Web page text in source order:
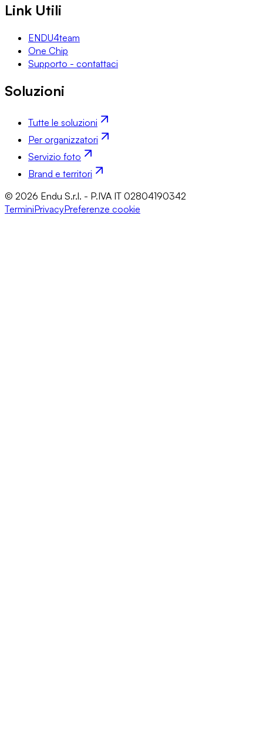
Link Utili
ENDU4team
One Chip
Supporto - contattaci
Soluzioni
Tutte le soluzioni
Per organizzatori
Servizio foto
Brand e territori
© 2026 Endu S.r.l. - P.IVA IT 02804190342
TerminiPrivacyPreferenze cookie